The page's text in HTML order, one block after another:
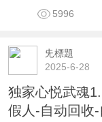
5996
兂標題
2025-6-28
独家心悦武魂
假人-自动回收-